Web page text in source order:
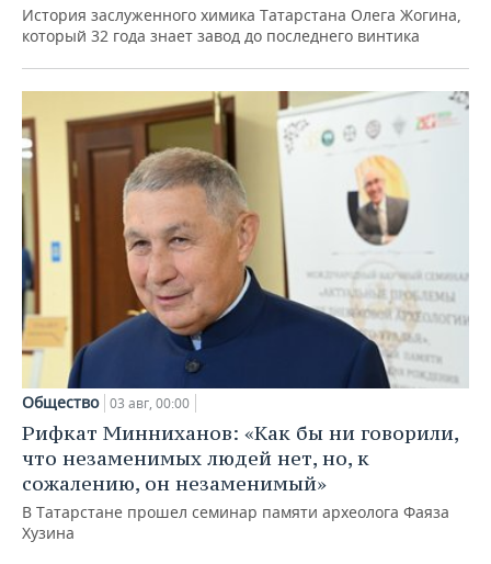
История заслуженного химика Татарстана Олега Жогина,
который 32 года знает завод до последнего винтика
Общество 03 авг, 00:00
Рифкат Минниханов: «Как бы ни говорили,
что незаменимых людей нет, но, к
сожалению, он незаменимый»
В Татарстане прошел семинар памяти археолога Фаяза
Хузина